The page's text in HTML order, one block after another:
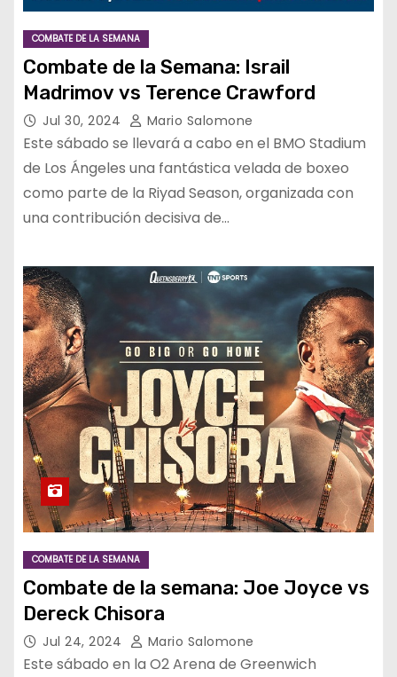
COMBATE DE LA SEMANA
Combate de la Semana: Israil
Madrimov vs Terence Crawford
Jul 30, 2024 Mario Salomone
Este sábado se llevará a cabo en el BMO Stadium
de Los Ángeles una fantástica velada de boxeo
como parte de la Riyad Season, organizada con
una contribución decisiva de…
COMBATE DE LA SEMANA
Combate de la semana: Joe Joyce vs
Dereck Chisora
Jul 24, 2024 Mario Salomone
Este sábado en la O2 Arena de Greenwich